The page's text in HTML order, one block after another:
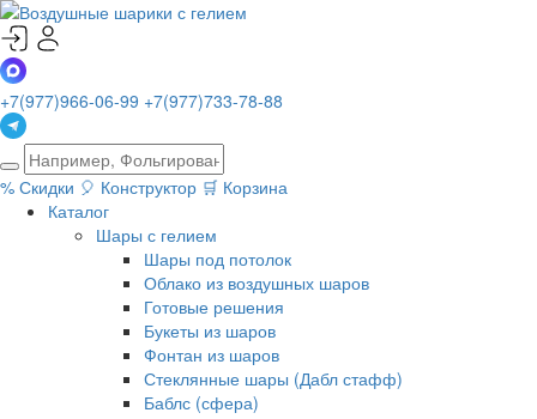
+7(977)966-06-99 +7(977)733-78-88
% Скидки 🎈 Конструктор 🛒 Корзина
Каталог
Шары с гелием
Шары под потолок
Облако из воздушных шаров
Готовые решения
Букеты из шаров
Фонтан из шаров
Стеклянные шары (Дабл стафф)
Баблс (сфера)